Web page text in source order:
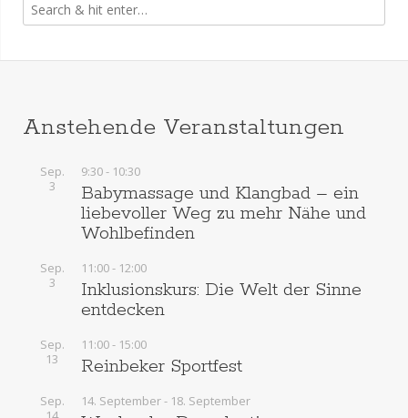
Anstehende Veranstaltungen
Sep.
3
9:30- 10:30
Babymassage und Klangbad – ein
liebevoller Weg zu mehr Nähe und
Wohlbefinden
Sep.
3
11:00- 12:00
Inklusionskurs: Die Welt der Sinne
entdecken
Sep.
13
11:00- 15:00
Reinbeker Sportfest
Sep.
14. September- 18. September